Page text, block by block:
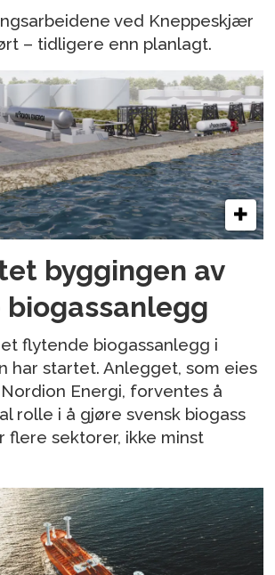
ved Kneppeskjær
– tidligere enn planlagt.
byggingen av
flytende biogassanlegg i
har startet. Anlegget, som eies
Energi, forventes å
rolle i å gjøre svensk biogass
flere sektorer, ikke minst